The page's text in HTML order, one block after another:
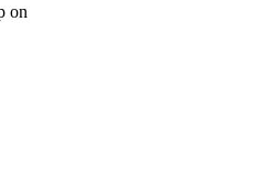
on